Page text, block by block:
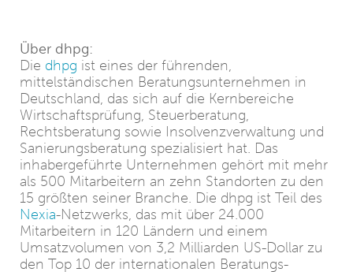
Über dhpg:
Die dhpg ist eines der führenden,
mittelständischen Beratungsunternehmen in
Deutschland, das sich auf die Kernbereiche
Wirtschaftsprüfung, Steuerberatung,
Rechtsberatung sowie Insolvenzverwaltung und
Sanierungsberatung spezialisiert hat. Das
inhabergeführte Unternehmen gehört mit mehr
als 500 Mitarbeitern an zehn Standorten zu den
15 größten seiner Branche. Die dhpg ist Teil des
Nexia-Netzwerks, das mit über 24.000
Mitarbeitern in 120 Ländern und einem
Umsatzvolumen von 3,2 Milliarden US-Dollar zu
den Top 10 der internationalen Beratungs-